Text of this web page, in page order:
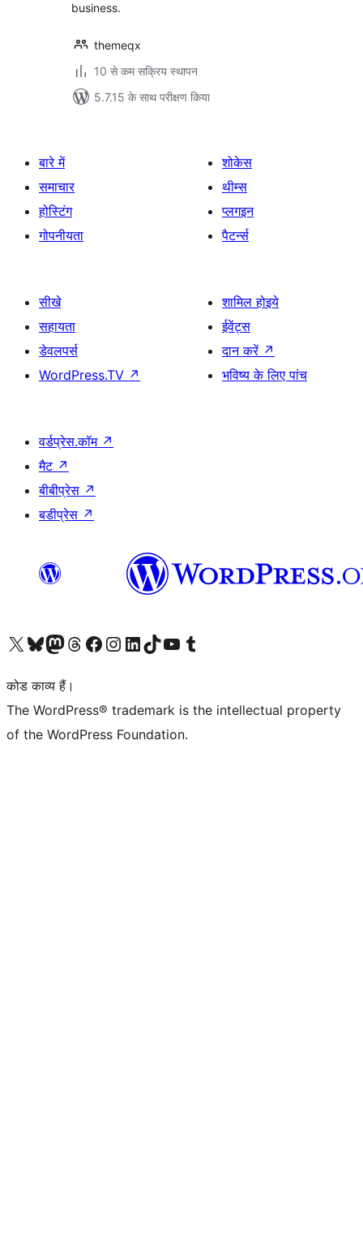
business.
themeqx
10 से कम सक्रिय स्थापन
5.7.15 के साथ परीक्षण किया
बारे में
समाचार
होस्टिंग
गोपनीयता
शोकेस
थीम्स
प्लगइन
पैटर्न्स
सीखे
सहायता
डेवलपर्स
WordPress.TV ↗
शामिल होइये
ईवेंट्स
दान करें ↗
भविष्य के लिए पांच
वर्डप्रेस.कॉम ↗
मैट ↗
बीबीप्रेस ↗
बडीप्रेस ↗
Visit our X (formerly Twitter) account
हमारे बलुस्की खाते पर जाएँVisit our Mastodon account
हमारे थ्रेड्स अकाउंट पर जाएंहमारे फेसबुक पेज पर जाएँहमारे इंस्टाग्राम अकाउंट पर जाएंहमारे लिंक्डइन खाते पर जाएँहमारे टिकटॉक खाते पर जाएँहमारे यूट्यूब चैनल पर जाएंहमारे Tumblr खाते पर जाएँ
कोड काव्य हैं।
The WordPress® trademark is the intellectual property
of the WordPress Foundation.